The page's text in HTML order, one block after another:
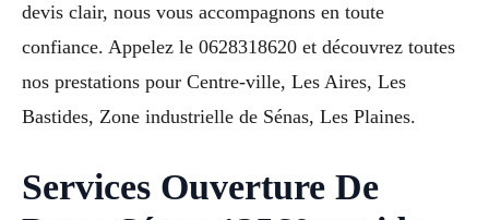
devis clair, nous vous accompagnons en toute
confiance. Appelez le 0628318620 et découvrez toutes
nos prestations pour Centre-ville, Les Aires, Les
Bastides, Zone industrielle de Sénas, Les Plaines.
Services Ouverture De